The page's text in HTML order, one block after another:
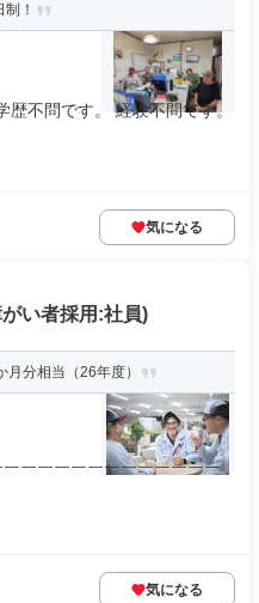
！
不問です。 経験不問です。
気になる
い者採用:社員)
分相当（26年度）
￣￣￣￣￣￣￣￣￣￣￣￣
気になる